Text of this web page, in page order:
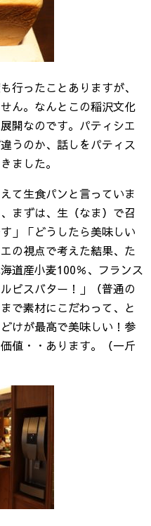
行ったことありますが、
ん。なんとこの稲沢文化
開なのです。パティシエ
うのか、話しをパティス
ました。
て生食パンと言っていま
まずは、生（なま）で召
」「どうしたら美味しい
の視点で考えた結果、た
道産小麦100％、フランス
ピスバター！」（普通の
で素材にこだわって、と
けが最高で美味しい！参
値・・あります。（一斤